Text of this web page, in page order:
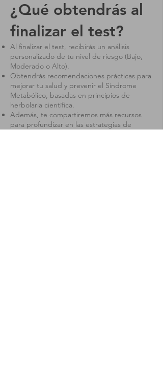
¿Qué obtendrás al
finalizar el test?
Al finalizar el test, recibirás un análisis
personalizado de tu nivel de riesgo (Bajo,
Moderado o Alto).
Obtendrás recomendaciones prácticas para
mejorar tu salud y prevenir el Síndrome
Metabólico, basadas en principios de
herbolaria científica.
Además, te compartiremos más recursos
para profundizar en las estrategias de